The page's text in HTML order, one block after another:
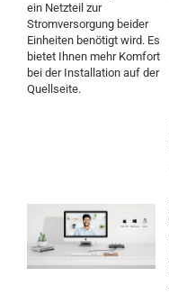
ein Netzteil zur
Stromversorgung beider
Einheiten benötigt wird. Es
bietet Ihnen mehr Komfort
bei der Installation auf der
Quellseite.